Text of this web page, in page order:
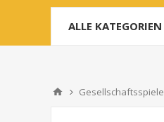
ALLE KATEGORIEN
Gesellschaftsspiele